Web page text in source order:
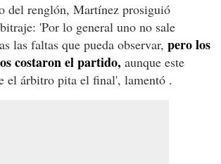
del renglón, Martínez prosiguió
'Por lo general uno no sale
las faltas que pueda observar, pero los
costaron el partido, aunque este
el árbitro pita el final', lamentó .